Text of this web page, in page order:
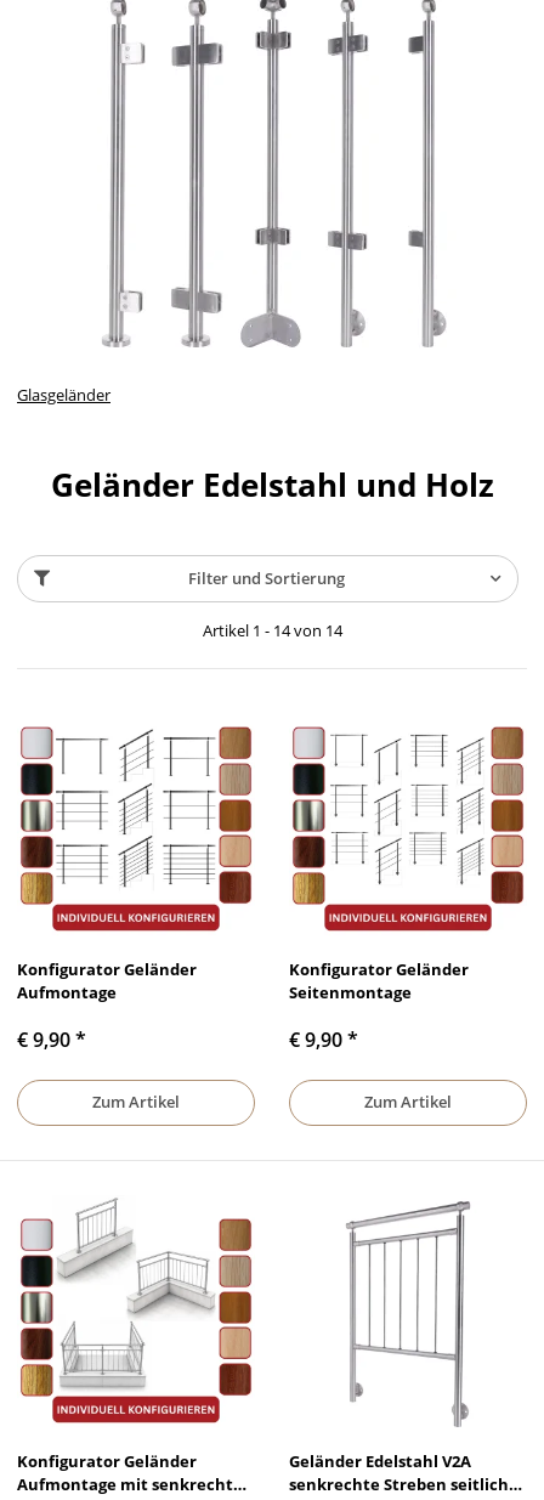
Glasgeländer
Geländer Edelstahl und Holz
Filter und Sortierung
Artikel 1 - 14 von 14
Konfigurator Geländer
Aufmontage
€ 9,90*
Zum Artikel
Konfigurator Geländer
Seitenmontage
€ 9,90*
Zum Artikel
Konfigurator Geländer
Aufmontage mit senkrechten
Geländer Edelstahl V2A
senkrechte Streben seitliche